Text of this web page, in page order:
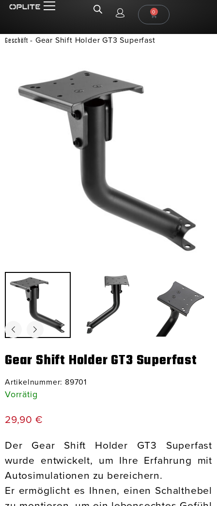
0
Geschäft - Gear Shift Holder GT3 Superfast
Gear Shift Holder GT3 Superfast
Artikelnummer: 89701
Vorrätig
29,90 €
Der Gear Shift Holder GT3 Superfast
wurde entwickelt, um Ihre Erfahrung mit
Autosimulationen zu bereichern.
Er ermöglicht es Ihnen, einen Schalthebel